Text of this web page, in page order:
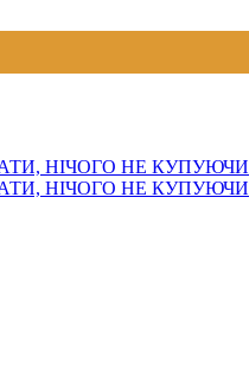
НІЧОГО НЕ КУПУЮЧИ
НІЧОГО НЕ КУПУЮЧИ